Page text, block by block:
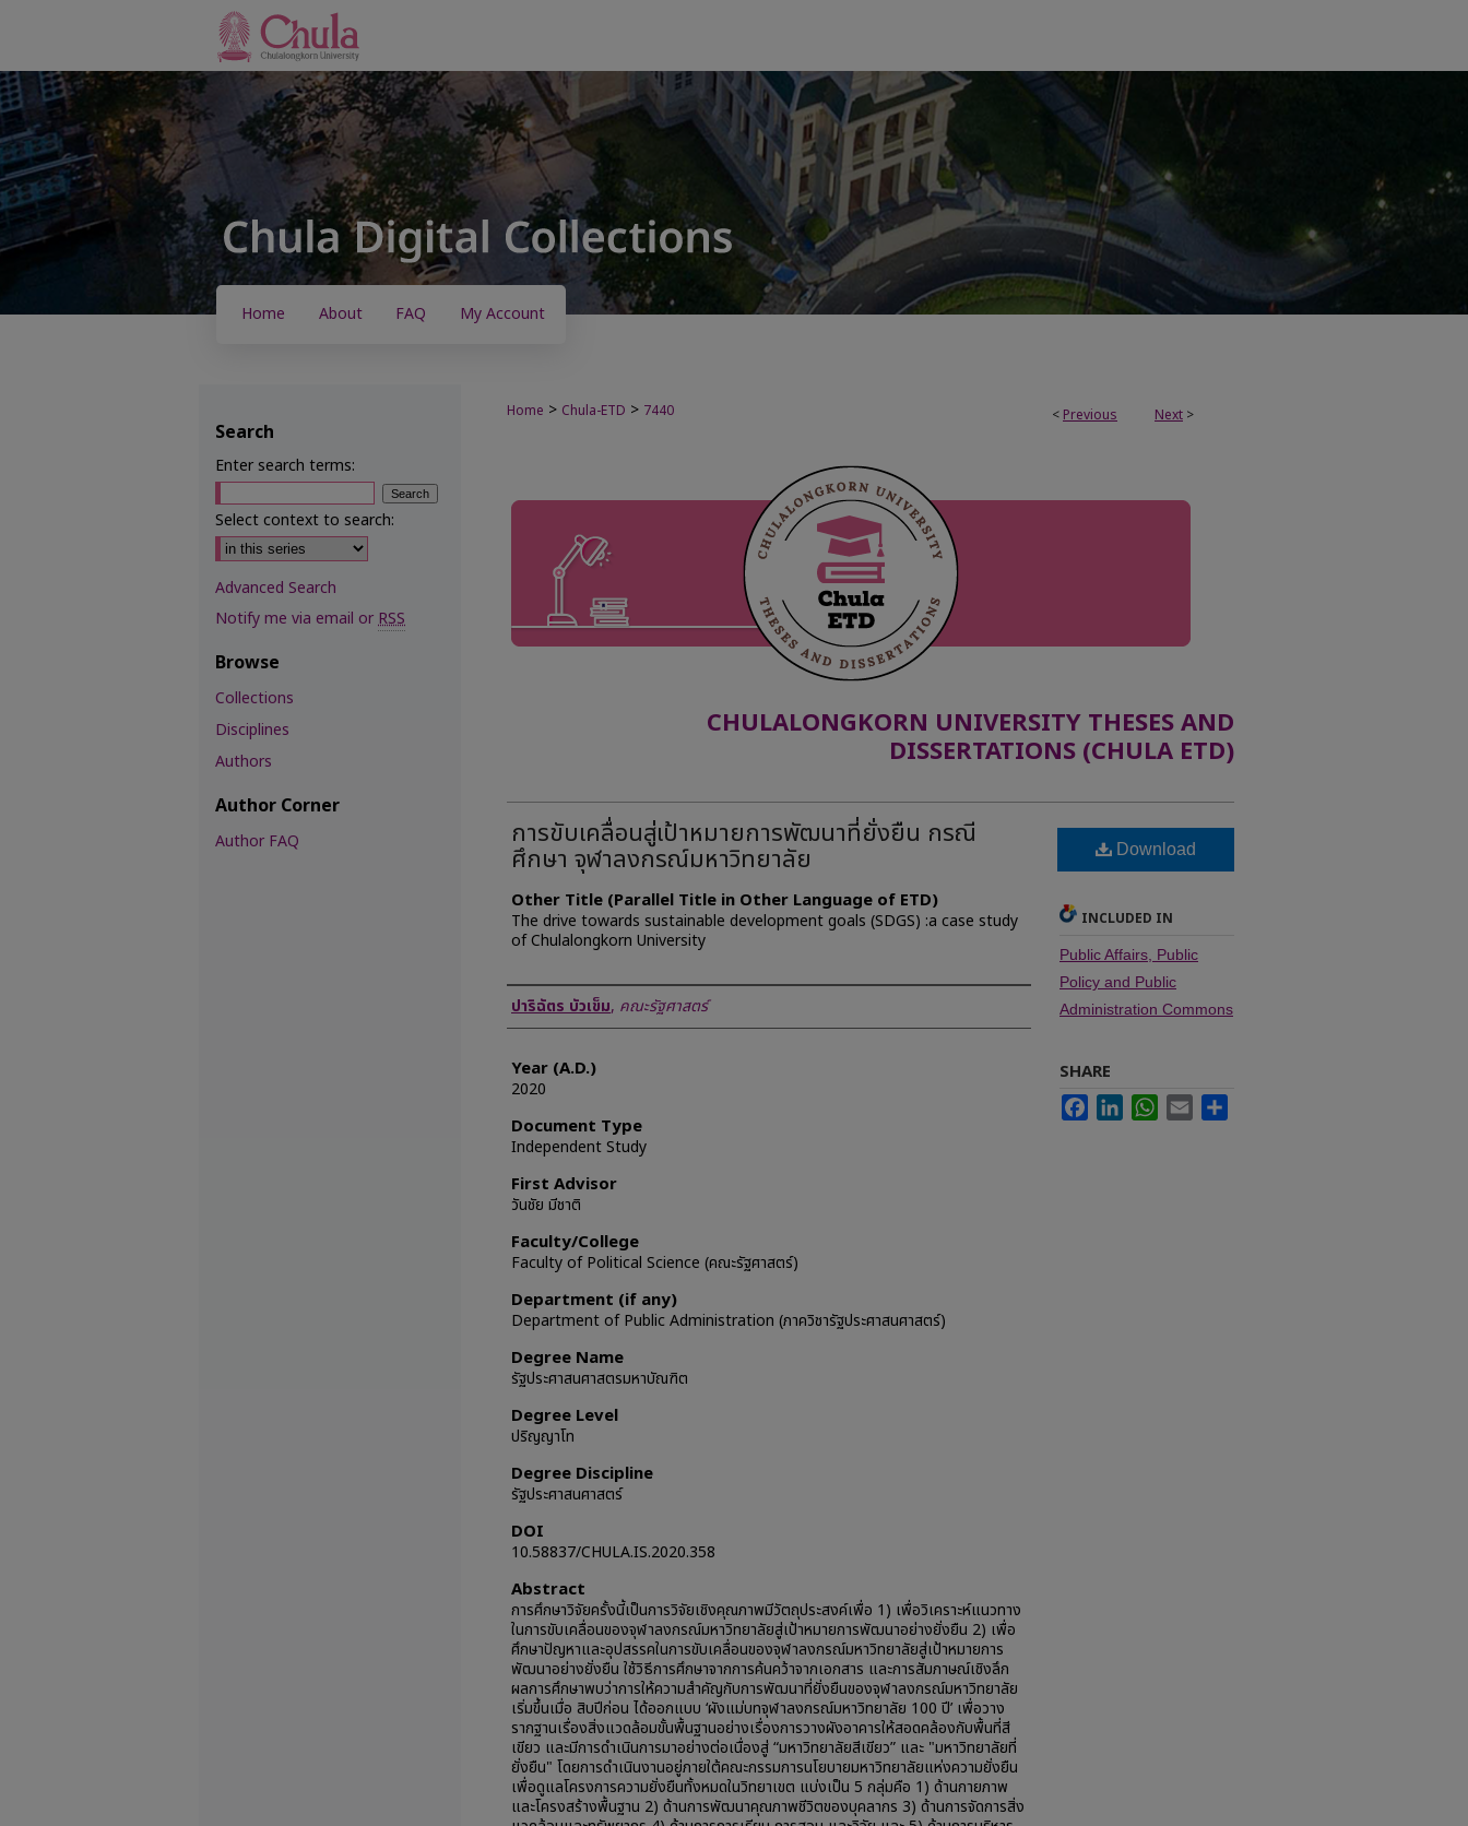
Home About FAQ My Account
< Previous Next >
Home > Chula-ETD > 7440
CHULALONGKORN UNIVERSITY THESES AND
DISSERTATIONS (CHULA ETD)
การขับเคลื่อนสู่เป้าหมายการพัฒนาที่ยั่งยืน กรณี
ศึกษา จุฬาลงกรณ์มหาวิทยาลัย
Other Title (Parallel Title in Other Language of ETD)
The drive towards sustainable development goals (SDGS) :a case study
of Chulalongkorn University
Author
ปาริฉัตร บัวเข็ม, คณะรัฐศาสตร์
Year (A.D.)
2020
Document Type
Independent Study
First Advisor
วันชัย มีชาติ
Faculty/College
Faculty of Political Science (คณะรัฐศาสตร์)
Department (if any)
Department of Public Administration (ภาควิชารัฐประศาสนศาสตร์)
Degree Name
รัฐประศาสนศาสตรมหาบัณฑิต
Degree Level
ปริญญาโท
Degree Discipline
รัฐประศาสนศาสตร์
DOI
10.58837/CHULA.IS.2020.358
Abstract
การศึกษาวิจัยครั้งนี้เป็นการวิจัยเชิงคุณภาพมีวัตถุประสงค์เพื่อ 1) เพื่อวิเคราะห์แนวทาง
ในการขับเคลื่อนของจุฬาลงกรณ์มหาวิทยาลัยสู่เป้าหมายการพัฒนาอย่างยั่งยืน 2) เพื่อ
ศึกษาปัญหาและอุปสรรคในการขับเคลื่อนของจุฬาลงกรณ์มหาวิทยาลัยสู่เป้าหมายการ
พัฒนาอย่างยั่งยืน ใช้วิธีการศึกษาจากการค้นคว้าจากเอกสาร และการสัมภาษณ์เชิงลึก
ผลการศึกษาพบว่าการให้ความสำคัญกับการพัฒนาที่ยั่งยืนของจุฬาลงกรณ์มหาวิทยาลัย
เริ่มขึ้นเมื่อ สิบปีก่อน ได้ออกแบบ ‘ผังแม่บทจุฬาลงกรณ์มหาวิทยาลัย 100 ปี’ เพื่อวาง
รากฐานเรื่องสิ่งแวดล้อมขั้นพื้นฐานอย่างเรื่องการวางผังอาคารให้สอดคล้องกับพื้นที่สี
เขียว และมีการดำเนินการมาอย่างต่อเนื่องสู่ “มหาวิทยาลัยสีเขียว” และ "มหาวิทยาลัยที่
ยั่งยืน" โดยการดำเนินงานอยู่ภายใต้คณะกรรมการนโยบายมหาวิทยาลัยแห่งความยั่งยืน
เพื่อดูแลโครงการความยั่งยืนทั้งหมดในวิทยาเขต แบ่งเป็น 5 กลุ่มคือ 1) ด้านกายภาพ
และโครงสร้างพื้นฐาน 2) ด้านการพัฒนาคุณภาพชีวิตของบุคลากร 3) ด้านการจัดการสิ่ง
Download
INCLUDED IN
Public Affairs, Public
Policy and Public
Administration Commons
SHARE
FacebookLinkedInWhatsApp
Email
Search
Enter search terms:
Select context to search:
Advanced Search
Notify me via email orRSS
Browse
Collections
Disciplines
Authors
Author Corner
Author FAQ